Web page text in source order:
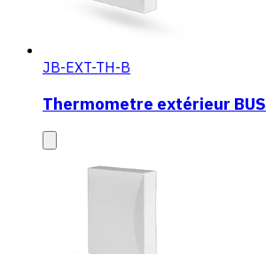
JB-EXT-TH-B
Thermometre extérieur BUS